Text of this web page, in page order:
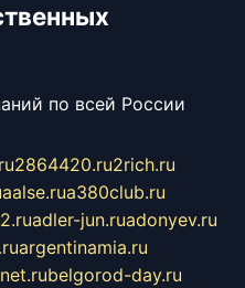
по всей России
2864420.ru2rich.ru
aalse.rua380club.ru
adler-jun.ruadonyev.ru
argentinamia.ru
belgorod-day.ru